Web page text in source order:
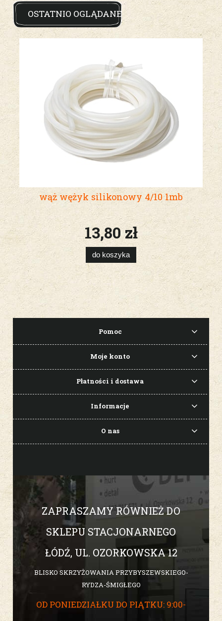
OSTATNIO OGLĄDANE
wąż wężyk silikonowy 4/10 1mb
13,80 zł
do koszyka
Pomoc
Moje konto
Płatności i dostawa
Informacje
O nas
ZAPRASZAMY RÓWNIEŻ DO
SKLEPU STACJONARNEGO
ŁÓDŹ, UL. OZORKOWSKA 12
BLISKO SKRZYŻOWANIA PRZYBYSZEWSKIEGO-
RYDZA-ŚMIGŁEGO
OD PONIEDZIAŁKU DO PIĄTKU: 9:00-